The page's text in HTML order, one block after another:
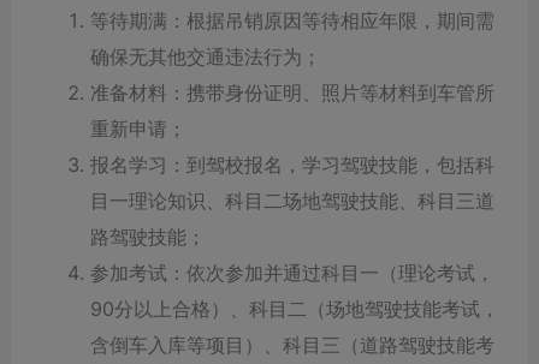
等待期满：根据吊销原因等待相应年限，期间需
确保无其他交通违法行为；
准备材料：携带身份证明、照片等材料到车管所
重新申请；
报名学习：到驾校报名，学习驾驶技能，包括科
目一理论知识、科目二场地驾驶技能、科目三道
路驾驶技能；
参加考试：依次参加并通过科目一（理论考试，
90分以上合格）、科目二（场地驾驶技能考试，
含倒车入库等项目）、科目三（道路驾驶技能考